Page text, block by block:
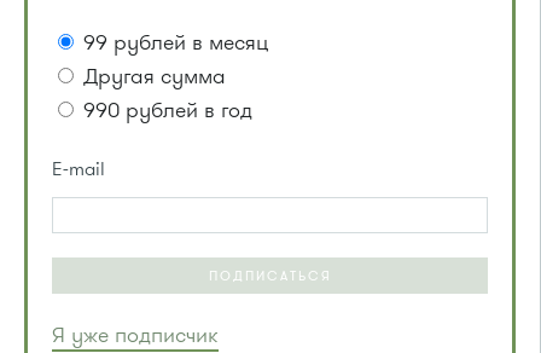
99 рублей в месяц
Другая сумма
990 рублей в год
E-mail
ПОДПИСАТЬСЯ
Я уже подписчик